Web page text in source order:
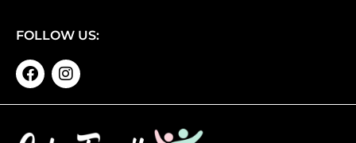
FOLLOW US: